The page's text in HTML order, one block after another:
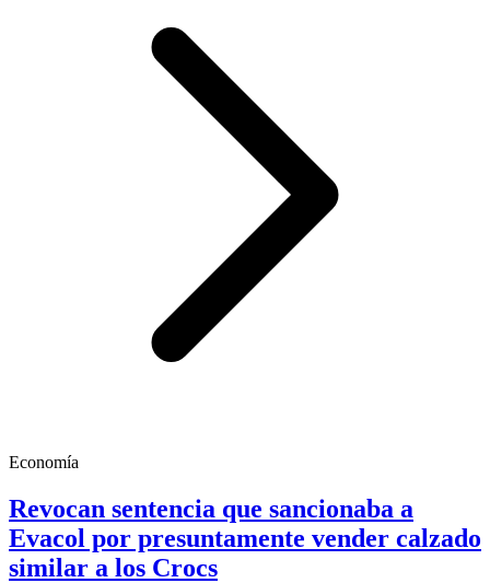
Economía
Revocan sentencia que sancionaba a
Evacol por presuntamente vender calzado
similar a los Crocs